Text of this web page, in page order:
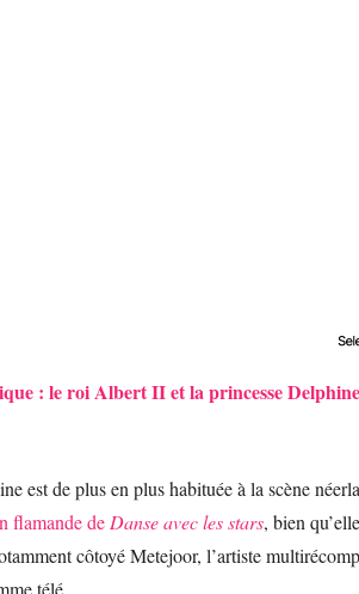
: le roi Albert II et la princesse
est de plus en plus habituée à la scène
flamande de Danse avec les stars, bien
côtoyé Metejoor, l’artiste
télé.